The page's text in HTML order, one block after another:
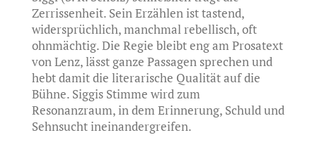
Zerrissenheit. Sein Erzählen ist tastend,
widersprüchlich, manchmal rebellisch, oft
ohnmächtig. Die Regie bleibt eng am Prosatext
von Lenz, lässt ganze Passagen sprechen und
hebt damit die literarische Qualität auf die
Bühne. Siggis Stimme wird zum
Resonanzraum, in dem Erinnerung, Schuld und
Sehnsucht ineinandergreifen.